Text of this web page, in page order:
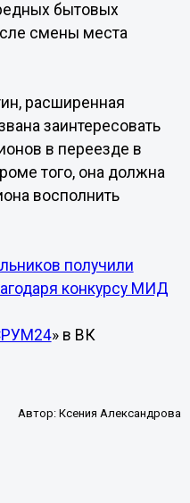
бытовых
смены места
расширенная
заинтересовать
в переезде в
того, она должна
восполнить
получили
конкурсу МИД
» в ВК
Автор:Ксения Александрова